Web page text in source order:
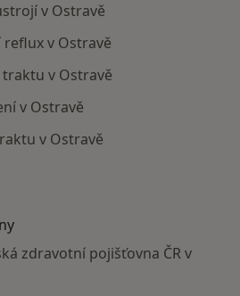
v Ostravě
v Ostravě
v Ostravě
v Ostravě
v Ostravě
zdravotní pojišťovna ČR v